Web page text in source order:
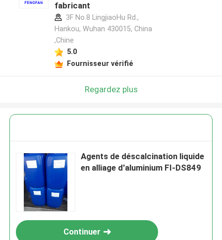
fabricant
3F No.8 LingjiaoHu Rd.,
Hankou, Wuhan 430015, China
,Chine
5.0
Fournisseur vérifié
Regardez plus
Agents de déscalcination liquide
en alliage d'aluminium FI-DS849
Continuer